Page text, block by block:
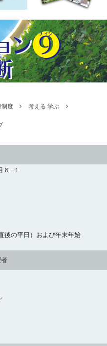
制度
考える 学ぶ
６−１
後の平日）および年末年始